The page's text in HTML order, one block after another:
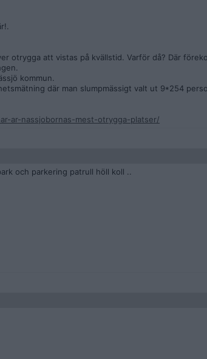
otrygga att vistas på kvällstid. Varför då? Där
kommun.
där man slumpmässigt valt ut 9*254
ar-nassjobornas-mest-otrygga-platser/
och parkering patrull höll koll ..